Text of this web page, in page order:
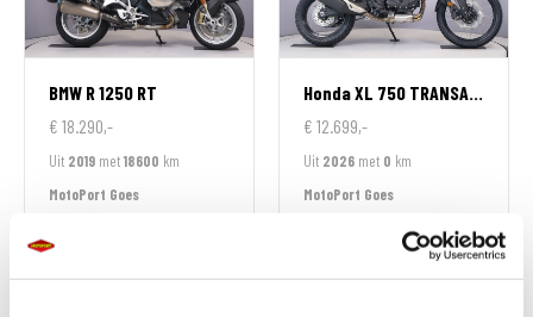
BMW R 1250 RT
€ 18.290,-
Uit 2019 met18600 km
MotoPort Goes
HondaXL 750 TRANSALP
€ 12.699,-
Uit 2026 met 0 km
MotoPort Goes